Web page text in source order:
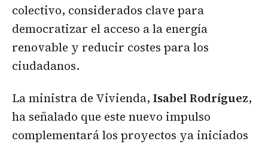
colectivo, considerados clave para
democratizar el acceso a la energía
renovable y reducir costes para los
ciudadanos.
La ministra de Vivienda, Isabel Rodríguez,
ha señalado que este nuevo impulso
complementará los proyectos ya iniciados